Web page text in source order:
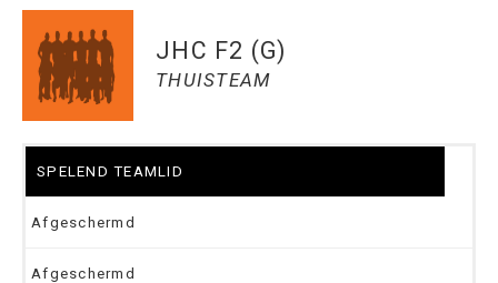
JHC F2 (G)
THUISTEAM
SPELEND TEAMLID
Afgeschermd
Afgeschermd